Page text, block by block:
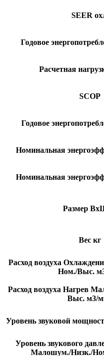
SEER
Годовое
Расчетная
SCOP
Годовое
Номинальная
Номинальная
Размер
Вес кг
Расход воздуха
Ном./Выс.
Расход воздуха Нагрев
Выс. м3/
Уровень звуковой
Уровень звукового
Малошум./Низк./